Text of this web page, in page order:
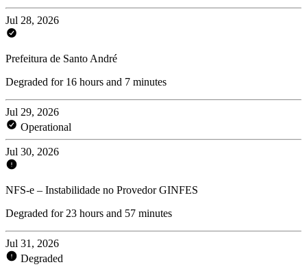
Jul 28, 2026
Prefeitura de Santo André
Degraded for 16 hours and 7 minutes
Jul 29, 2026
Operational
Jul 30, 2026
NFS-e – Instabilidade no Provedor GINFES
Degraded for 23 hours and 57 minutes
Jul 31, 2026
Degraded